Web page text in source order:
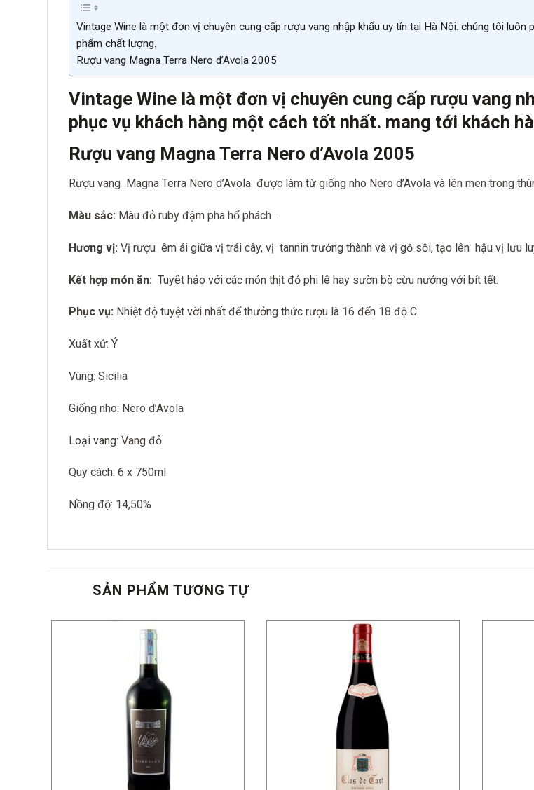
Vintage Wine là một đơn vị chuyên cung cấp rượu vang nhập khẩu uy tín tại Hà Nội. chúng tôi
phẩm chất lượng.
Rượu vang Magna Terra Nero d’Avola 2005
Vintage Wine là một đơn vị chuyên cung cấp rượu vang
phục vụ khách hàng một cách tốt nhất. mang tới khách
Rượu vang Magna Terra Nero d’Avola 2005
Rượu vang Magna Terra Nero d’Avola được làm từ giống nho Nero d’Avola và lên men trong
Màu sắc: Màu đỏ ruby đậm pha hổ phách .
Hương vị: Vị rượu êm ái giữa vị trái cây, vị tannin trưởng thành và vị gỗ sồi, tạo lên hậu vị lưu
Kết hợp món ăn: Tuyệt hảo với các món thịt đỏ phi lê hay sườn bò cừu nướng với bít tết.
Phục vụ: Nhiệt độ tuyệt vời nhất để thưởng thức rượu là 16 đến 18 độ C.
Xuất xứ: Ý
Vùng: Sicilia
Giống nho: Nero d’Avola
Loại vang: Vang đỏ
Quy cách: 6 x 750ml
Nồng độ: 14,50%
SẢN PHẨM TƯƠNG TỰ